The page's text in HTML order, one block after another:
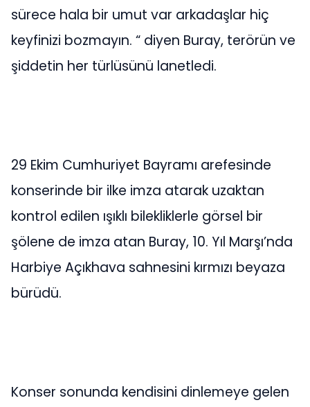
sürece hala bir umut var arkadaşlar hiç
keyfinizi bozmayın. “ diyen Buray, terörün ve
şiddetin her türlüsünü lanetledi.
29 Ekim Cumhuriyet Bayramı arefesinde
konserinde bir ilke imza atarak uzaktan
kontrol edilen ışıklı bilekliklerle görsel bir
şölene de imza atan Buray, 10. Yıl Marşı’nda
Harbiye Açıkhava sahnesini kırmızı beyaza
bürüdü.
Konser sonunda kendisini dinlemeye gelen